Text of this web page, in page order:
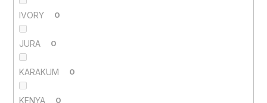
IVORY 0
JURA 0
KARAKUM 0
KENYA 0